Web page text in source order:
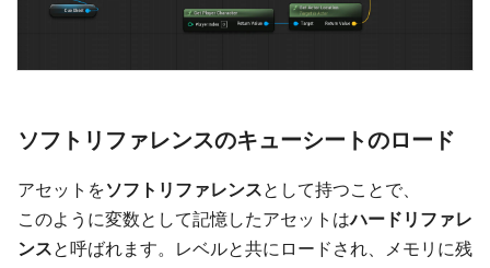
ソフトリファレンスのキューシートのロード
アセットをソフトリファレンスとして持つことで、
このように変数として記憶したアセットはハードリファレ
ンスと呼ばれます。レベルと共にロードされ、メモリに残